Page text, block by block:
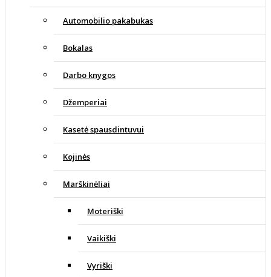
Automobilio pakabukas
Bokalas
Darbo knygos
Džemperiai
Kasetė spausdintuvui
Kojinės
Marškinėliai
Moteriški
Vaikiški
Vyriški